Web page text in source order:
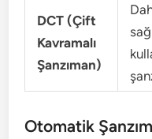
DCT (Çift
Kavramalı
Şanzıman)
Otomatik